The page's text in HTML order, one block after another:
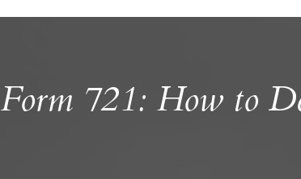
Form 721: How to